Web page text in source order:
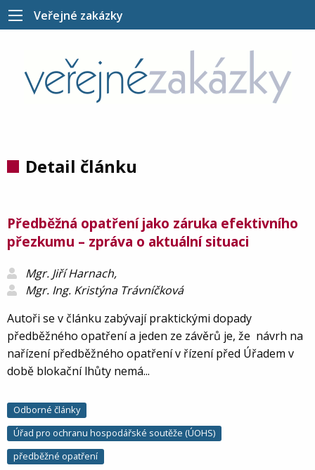
Veřejné zakázky
Detail článku
Předběžná opatření jako záruka efektivního
přezkumu – zpráva o aktuální situaci
Mgr. Jiří Harnach,
Mgr. Ing. Kristýna Trávníčková
Autoři se v článku zabývají praktickými dopady
předběžného opatření a jeden ze závěrů je, že návrh na
nařízení předběžného opatření v řízení před Úřadem v
době blokační lhůty nemá...
Odborné články
Úřad pro ochranu hospodářské soutěže (ÚOHS)
předběžné opatření